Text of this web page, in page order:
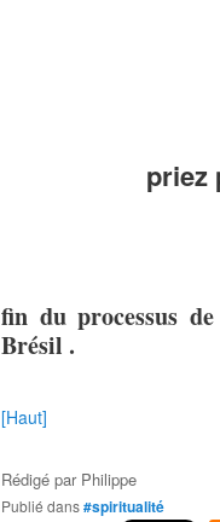
priez
fin du processus
Brésil .
[Haut]
Rédigé par Philippe
Publié dans#spiritualité